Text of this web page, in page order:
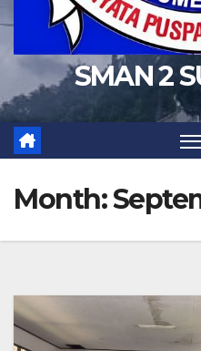
SMAN 2
Month: